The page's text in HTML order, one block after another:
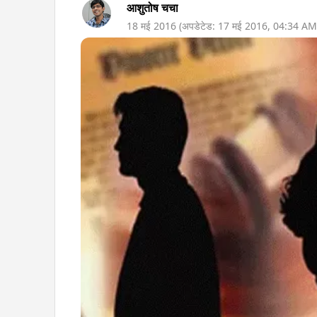
आशुतोष चचा
18 मई 2016 (अपडेटेड: 17 मई 2016, 04:34 AM